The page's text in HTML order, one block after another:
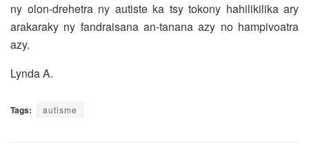
ny olon-drehetra ny autiste ka tsy tokony hahilikilika ary
arakaraky ny fandraisana an-tanana azy no hampivoatra
azy.
Lynda A.
Tags: autisme